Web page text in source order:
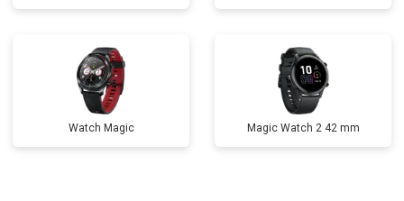
Watch Magic Magic Watch 2 42 mm